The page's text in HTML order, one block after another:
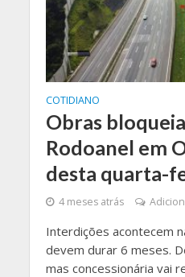
COTIDIANO
Obras
Rodoanel em
desta quarta-
4 meses atrás
Interdições acontecem
devem durar 6 meses.
mas concessionária vai